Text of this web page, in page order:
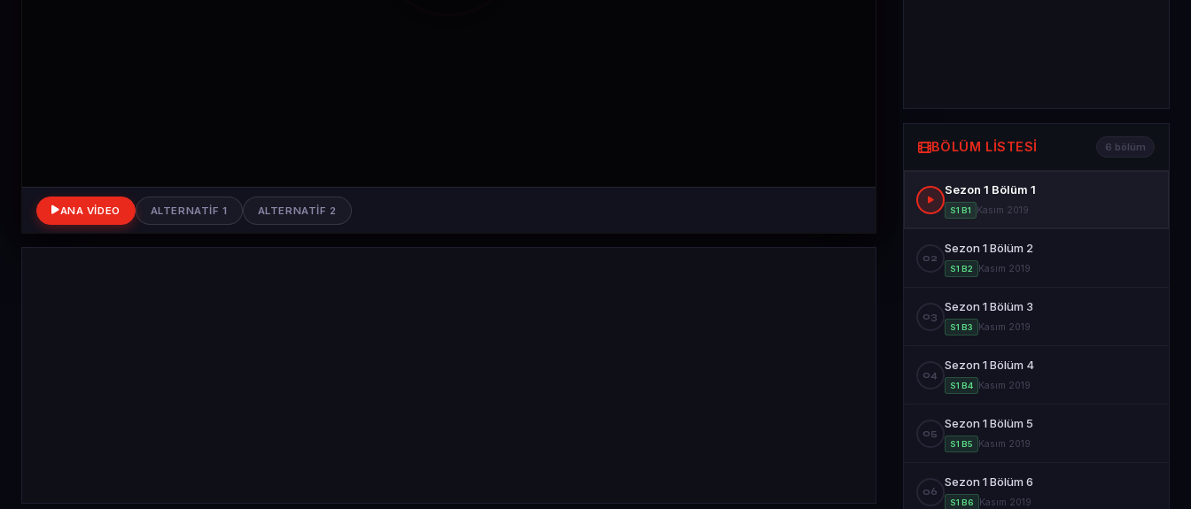
ANA VIDEO ALTERNATIF 1 ALTERNATIF 2
BÖLÜM LISTESI 6 bölüm
Sezon 1 Bölüm 1
S1 B1 Kasım 2019
02
Sezon 1 Bölüm 2
S1 B2 Kasım 2019
03
Sezon 1 Bölüm 3
S1 B3 Kasım 2019
04
Sezon 1 Bölüm 4
S1 B4 Kasım 2019
05
Sezon 1 Bölüm 5
S1 B5 Kasım 2019
06
Sezon 1 Bölüm 6
S1 B6 Kasım 2019